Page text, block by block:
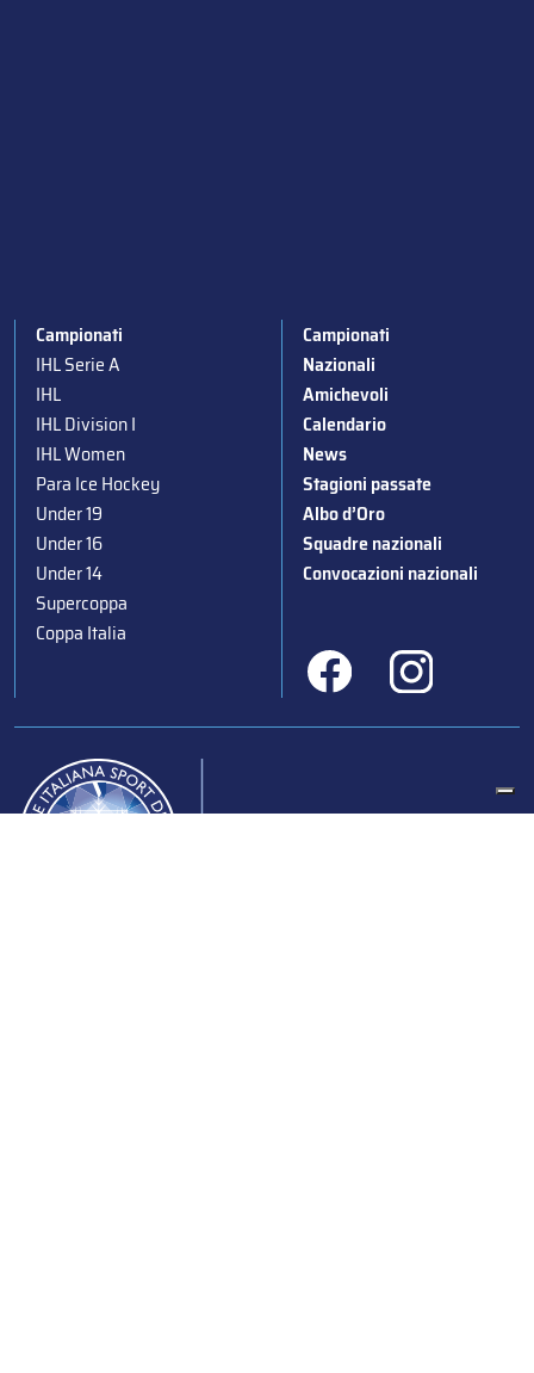
Campionati
IHL Serie A
IHL
IHL Division I
IHL Women
Para Ice Hockey
Under 19
Under 16
Under 14
Supercoppa
Coppa Italia
Campionati
Nazionali
Amichevoli
Calendario
News
Stagioni passate
Albo d’Oro
Squadre nazionali
Convocazioni nazionali